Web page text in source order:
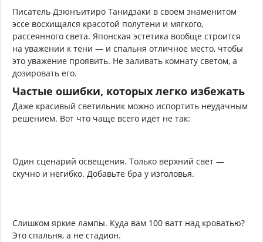
Писатель Дзюнъитиро Танидзаки в своём знаменитом
эссе восхищался красотой полутени и мягкого,
рассеянного света. Японская эстетика вообще строится
на уважении к тени — и спальня отличное место, чтобы
это уважение проявить. Не заливать комнату светом, а
дозировать его.
Частые ошибки, которых легко избежать
Даже красивый светильник можно испортить неудачным
решением. Вот что чаще всего идёт не так:
Один сценарий освещения. Только верхний свет —
скучно и негибко. Добавьте бра у изголовья.
Слишком яркие лампы. Куда вам 100 ватт над кроватью?
Это спальня, а не стадион.